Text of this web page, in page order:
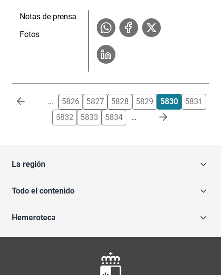
Notas de prensa
Fotos
Paginación … 5826 5827 5828 5829 5830
5831
5832
5833 5834 …
La región
Todo el contenido
Hemeroteca